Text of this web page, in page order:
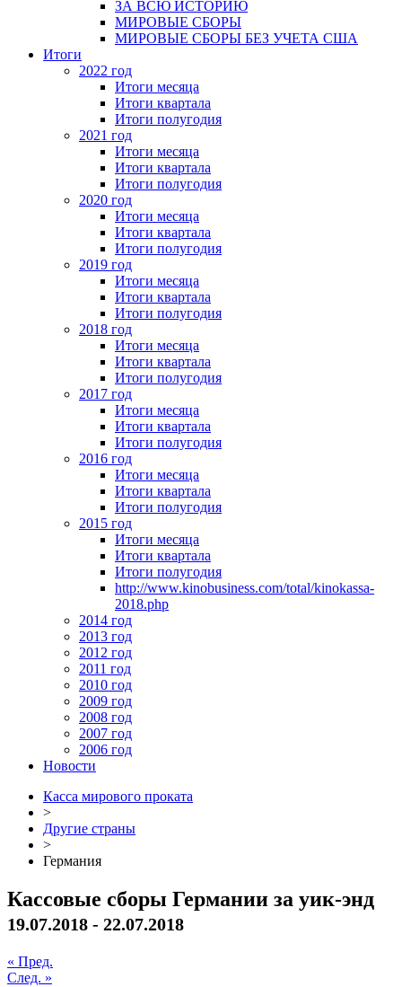
ЗА ВСЮ ИСТОРИЮ
МИРОВЫЕ СБОРЫ
МИРОВЫЕ СБОРЫ БЕЗ УЧЕТА США
Итоги
2022 год
Итоги месяца
Итоги квартала
Итоги полугодия
2021 год
Итоги месяца
Итоги квартала
Итоги полугодия
2020 год
Итоги месяца
Итоги квартала
Итоги полугодия
2019 год
Итоги месяца
Итоги квартала
Итоги полугодия
2018 год
Итоги месяца
Итоги квартала
Итоги полугодия
2017 год
Итоги месяца
Итоги квартала
Итоги полугодия
2016 год
Итоги месяца
Итоги квартала
Итоги полугодия
2015 год
Итоги месяца
Итоги квартала
Итоги полугодия
http://www.kinobusiness.com/total/kinokassa-
2018.php
2014 год
2013 год
2012 год
2011 год
2010 год
2009 год
2008 год
2007 год
2006 год
Новости
Касса мирового проката
>
Другие страны
>
Германия
Кассовые сборы Германии за уик-энд
19.07.2018 - 22.07.2018
« Пред.
След. »